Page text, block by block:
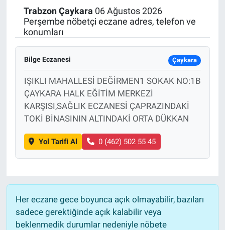
Trabzon Çaykara 06 Ağustos 2026
Perşembe nöbetçi eczane adres, telefon ve
konumları
Bilge Eczanesi Çaykara
IŞIKLI MAHALLESİ DEĞİRMEN1 SOKAK NO:1B
ÇAYKARA HALK EĞİTİM MERKEZİ
KARŞISI,SAĞLIK ECZANESİ ÇAPRAZINDAKİ
TOKİ BİNASININ ALTINDAKİ ORTA DÜKKAN
Yol Tarifi Al 0 (462) 502 55 45
Her eczane gece boyunca açık olmayabilir, bazıları
sadece gerektiğinde açık kalabilir veya
beklenmedik durumlar nedeniyle nöbete
Politika
Bilecik
Kütahya
Gezi
Genel
Çevre
Magazin
Bilim ve Teknoloji